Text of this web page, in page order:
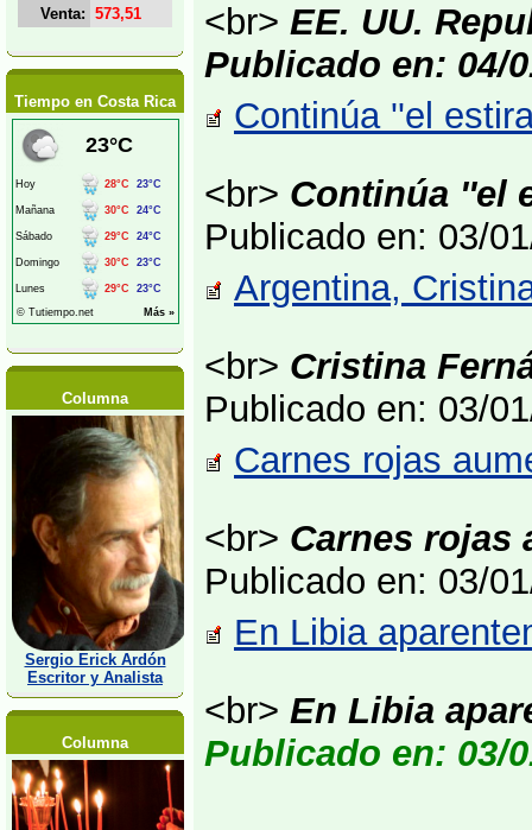
Venta: 573,51
Tiempo en Costa Rica
Columna
Sergio Erick Ardón
Escritor y Analista
Columna
<br> EE. UU.
Publicado en: 04/
Continúa ''el
<br> Continúa ''el
Publicado en: 03/
Argentina,
<br> Cristina
Publicado en: 03/
Carnes rojas
<br> Carnes rojas
Publicado en: 03/
En Libia
<br> En Libia
Publicado en: 03/